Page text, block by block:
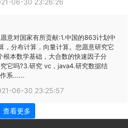
06-30 23:26:26
意对国家有所贡献:1.中国的863计划中
，分布计算，向量计算。您愿意研究它
本数学基础，大合数的快速因子分
它吗?3.研究 vc，java4.研究数据结
系......
06-30 23:25:57
查看更多